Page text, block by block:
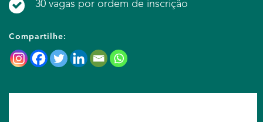
30 vagas por ordem de inscrição
Compartilhe: